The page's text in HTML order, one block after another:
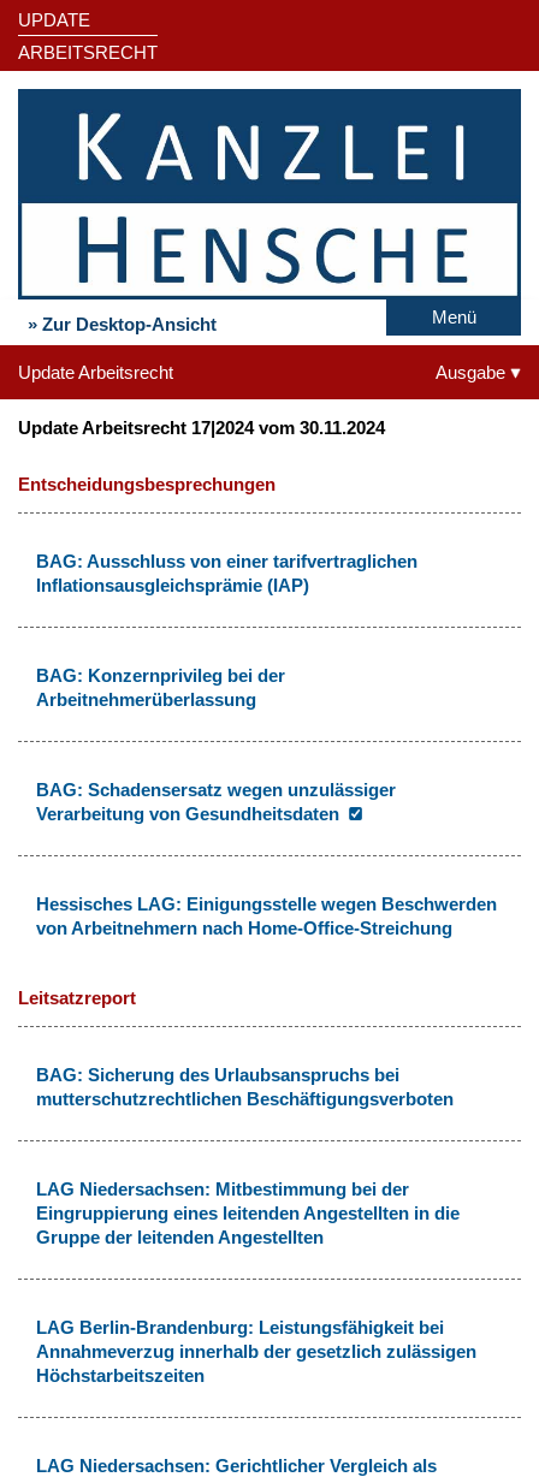
UPDATE
ARBEITSRECHT
» Zur Desktop-Ansicht Menü
Update Arbeitsrecht Ausgabe
Update Arbeitsrecht 17|2024 vom 30.11.2024
Entscheidungsbesprechungen
BAG: Ausschluss von einer tarifvertraglichen
Inflationsausgleichsprämie (IAP)
BAG: Konzernprivileg bei der
Arbeitnehmerüberlassung
BAG: Schadensersatz wegen unzulässiger
Verarbeitung von Gesundheitsdaten
Hessisches LAG: Einigungsstelle wegen Beschwerden
von Arbeitnehmern nach Home-Office-Streichung
Leitsatzreport
BAG: Sicherung des Urlaubsanspruchs bei
mutterschutzrechtlichen Beschäftigungsverboten
LAG Niedersachsen: Mitbestimmung bei der
Eingruppierung eines leitenden Angestellten in die
Gruppe der leitenden Angestellten
LAG Berlin-Brandenburg: Leistungsfähigkeit bei
Annahmeverzug innerhalb der gesetzlich zulässigen
Höchstarbeitszeiten
LAG Niedersachsen: Gerichtlicher Vergleich als